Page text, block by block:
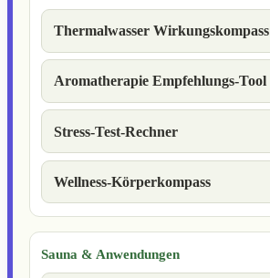
Thermalwasser Wirkungskompass
Aromatherapie Empfehlungs-Tool
Stress-Test-Rechner
Wellness-Körperkompass
Sauna & Anwendungen